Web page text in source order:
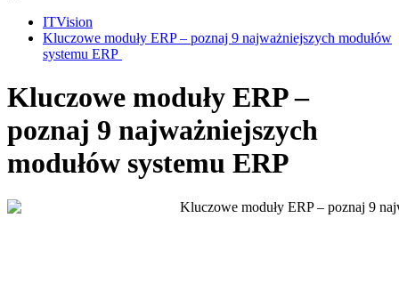
ITVision
Kluczowe moduły ERP – poznaj 9 najważniejszych modułów
systemu ERP
Kluczowe moduły ERP –
poznaj 9 najważniejszych
modułów systemu ERP